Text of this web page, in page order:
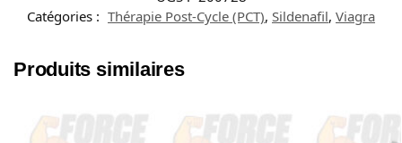
Catégories : Thérapie Post-Cycle (PCT), Sildenafil, Viagra
Produits similaires